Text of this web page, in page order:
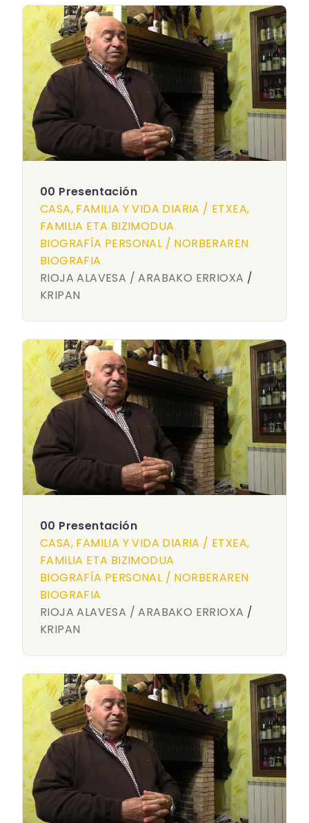
00 Presentación
CASA, FAMILIA Y VIDA DIARIA / ETXEA,
FAMILIA ETA BIZIMODUA
BIOGRAFÍA PERSONAL / NORBERAREN
BIOGRAFIA
RIOJA ALAVESA / ARABAKO ERRIOXA /
KRIPAN
00 Presentación
CASA, FAMILIA Y VIDA DIARIA / ETXEA,
FAMILIA ETA BIZIMODUA
BIOGRAFÍA PERSONAL / NORBERAREN
BIOGRAFIA
RIOJA ALAVESA / ARABAKO ERRIOXA /
KRIPAN